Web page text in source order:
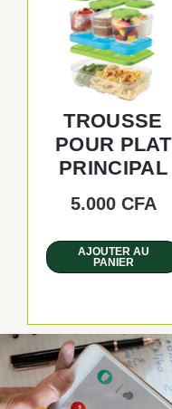
TROUSSE
POUR PLAT
PRINCIPAL
5.000 CFA
AJOUTER AU
PANIER